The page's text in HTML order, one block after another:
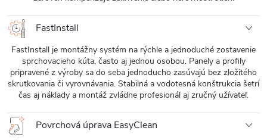
FastInstall
FastInstall je montážny systém na rýchle a jednoduché zostavenie
sprchovacieho kúta, často aj jednou osobou. Panely a profily
pripravené z výroby sa do seba jednoducho zasúvajú bez zložitého
skrutkovania či vyrovnávania. Stabilná a vodotesná konštrukcia šetrí
čas aj náklady a montáž zvládne profesionál aj zručný užívateľ.
Povrchová úprava EasyClean